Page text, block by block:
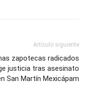
Artículo siguiente
zapotecas radicados
justicia tras asesinato
San Martín Mexicápam